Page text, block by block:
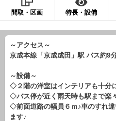
間取・区画 特長・設備
～アクセス～
京成本線「京成成田」駅 バス約
～設備～
◇２階の洋室はインテリアも十分
◇バス停が近く雨天時も駅まで楽
◇前面道路の幅員６ｍ♪車のすれ
ます♪
スタッフ紹介
千葉本店 松戸支店 成田支店
神奈川支店
売却査定
お問い合わせ
プライバシーポリシー